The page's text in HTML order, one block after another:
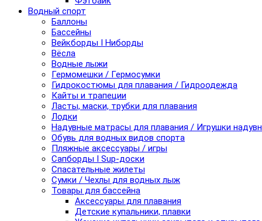
Водный спорт
Баллоны
Бассейны
Вейкборды I Ниборды
Вёсла
Водные лыжи
Гермомешки / Гермосумки
Гидрокостюмы для плавания / Гидроодежда
Кайты и трапеции
Ласты, маски, трубки для плавания
Лодки
Надувные матрасы для плавания / Игрушки
Обувь для водных видов спорта
Пляжные аксессуары / игры
Сапборды I Sup-доски
Спасательные жилеты
Сумки / Чехлы для водных лыж
Товары для бассейна
Аксессуары для плавания
Детские купальники, плавки